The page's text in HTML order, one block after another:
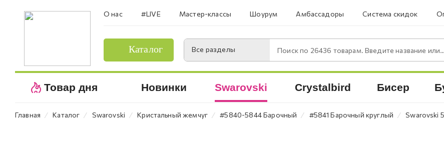
О нас #LIVE Мастер-классы Шоурум Амбассадоры Система скидок
Каталог Все разделы Поиск по 26436 товарам. Введите название или артикул.
Товар дня Новинки Swarovski Crystalbird Бисер
Главная ⁄ Каталог ⁄ Swarovski ⁄ Кристальный жемчуг ⁄ #5840-5844 Барочный ⁄ #5841 Барочный круглый ⁄ Swarovski